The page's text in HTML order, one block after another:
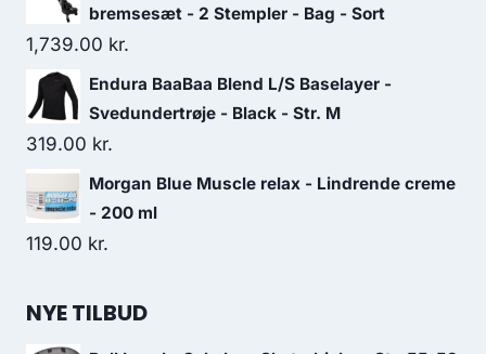
bremsesæt - 2 Stempler - Bag - Sort
1,739.00 kr.
Endura BaaBaa Blend L/S Baselayer -
Svedundertrøje - Black - Str. M
319.00 kr.
Morgan Blue Muscle relax - Lindrende creme
- 200 ml
119.00 kr.
NYE TILBUD